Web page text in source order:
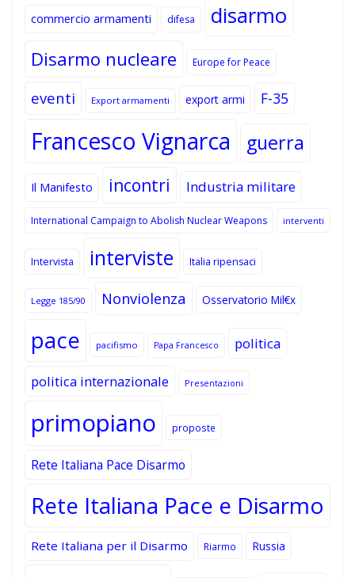
commercio armamenti difesa disarmo
Disarmo nucleare Europe for Peace
eventi Export armamenti export armi F-35
Francesco Vignarca guerra
Il Manifesto incontri Industria militare
International Campaign to Abolish Nuclear Weapons interventi
Intervista interviste Italia ripensaci
Legge 185/90 Nonviolenza Osservatorio Mil€x
pace pacifismo Papa Francesco politica
politica internazionale Presentazioni
primopiano proposte
Rete Italiana Pace Disarmo
Rete Italiana Pace e Disarmo
Rete Italiana per il Disarmo Riarmo Russia